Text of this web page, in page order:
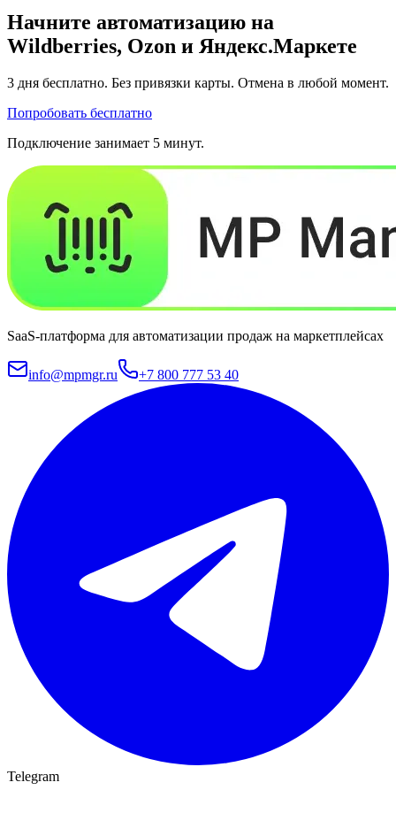
Начните автоматизацию на
Wildberries, Ozon и Яндекс.Маркете
3 дня бесплатно. Без привязки карты. Отмена в любой момент.
Попробовать бесплатно
Подключение занимает 5 минут.
SaaS-платформа для автоматизации продаж на маркетплейсах
info@mpmgr.ru +7 800 777 53 40
Telegram